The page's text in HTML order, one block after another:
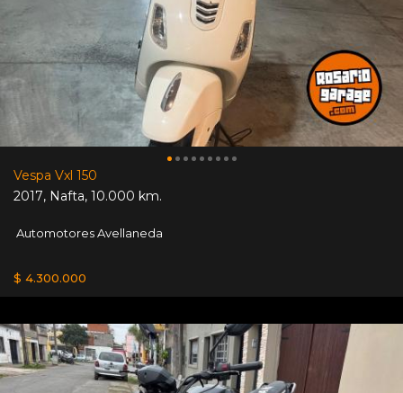
Vespa Vxl 150
2017, Nafta, 10.000 km.
Automotores Avellaneda
$ 4.300.000